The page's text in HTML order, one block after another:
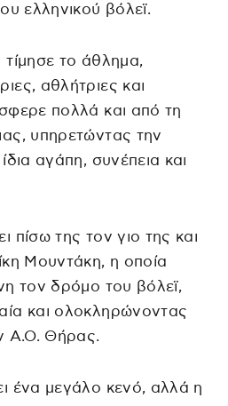
ελληνικού βόλεϊ.
το άθλημα,
αθλήτριες και
πολλά και από τη
υπηρετώντας την
αγάπη, συνέπεια και
πίσω της τον γιο της και
Μουντάκη, η οποία
τον δρόμο του βόλεϊ,
και ολοκληρώνοντας
Α.Ο. Θήρας.
ένα μεγάλο κενό, αλλά η